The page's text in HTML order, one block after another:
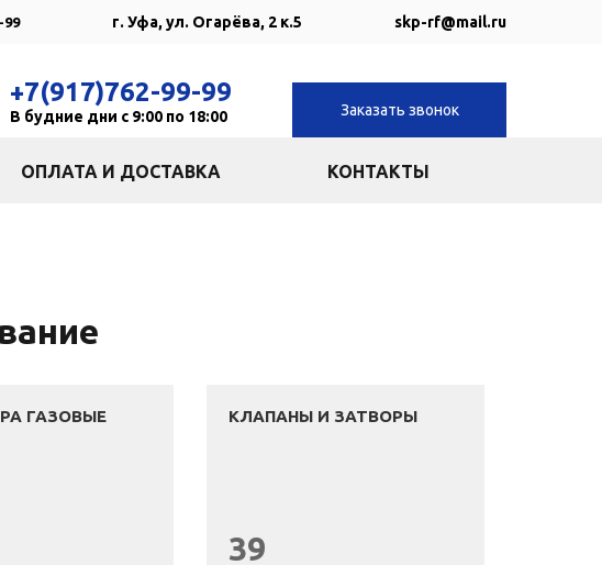
99 г. Уфа, ул. Огарёва, 2 к.5 skp-rf@mail.ru
+7(917)762-99-99
В будние дни с 9:00 по 18:00 Заказать звонок
ОПЛАТА И ДОСТАВКА КОНТАКТЫ
ГАЗОВЫЕ КЛАПАНЫ И ЗАТВОРЫ
39